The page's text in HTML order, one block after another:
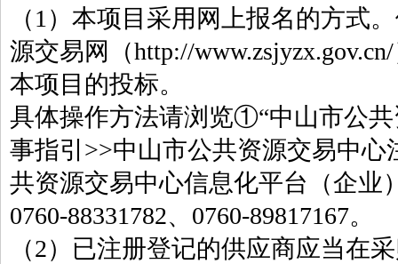
（1）本项目采用网上报名的方式
源交易网（http://
本项目的投标。
具体操作方法请浏览①“中山市公
事指引>>中山市公共资源交易中
共资源交易中心信息化平台（企业
0760-88331782、0760-89817167。
（2）已注册登记的供应商应当在